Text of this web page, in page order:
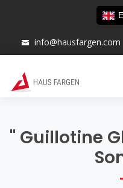
info@hausfargen.com
" Guillotine